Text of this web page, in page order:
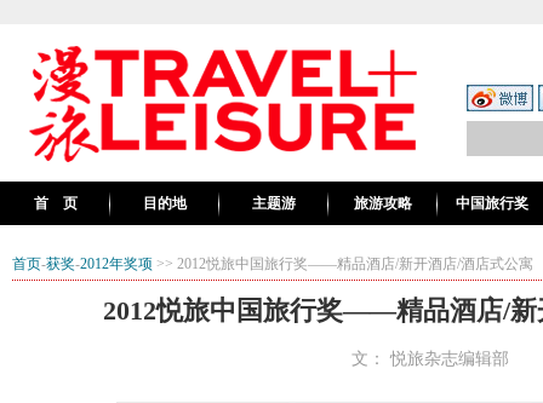
首 页 目的地 主题游 旅游攻略 中国旅行奖
首页-获奖-2012年奖项 >> 2012悦旅中国旅行奖——精品酒店/新开酒店/酒店式公寓
2012悦旅中国旅行奖——精品酒店/新
文： 悦旅杂志编辑部